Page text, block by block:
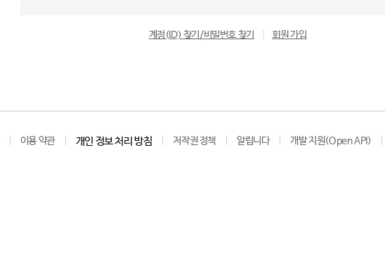
계정(ID) 찾기/비밀번호 찾기 회원 가입
이용 약관 개인 정보 처리 방침 저작권 정책 알립니다 개발 지원(Open API)